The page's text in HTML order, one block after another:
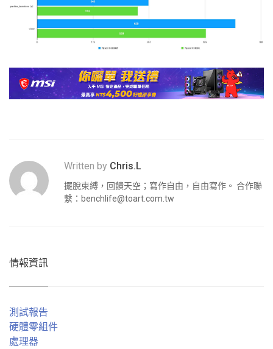
Written by Chris.L
擺脫束縛，回饋天空；寫作自由，自由寫作。 合作聯
繫： benchlife@toart.com.tw
情報資訊
測試報告
硬體零組件
處理器